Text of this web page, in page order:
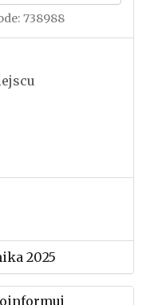
738988
2025